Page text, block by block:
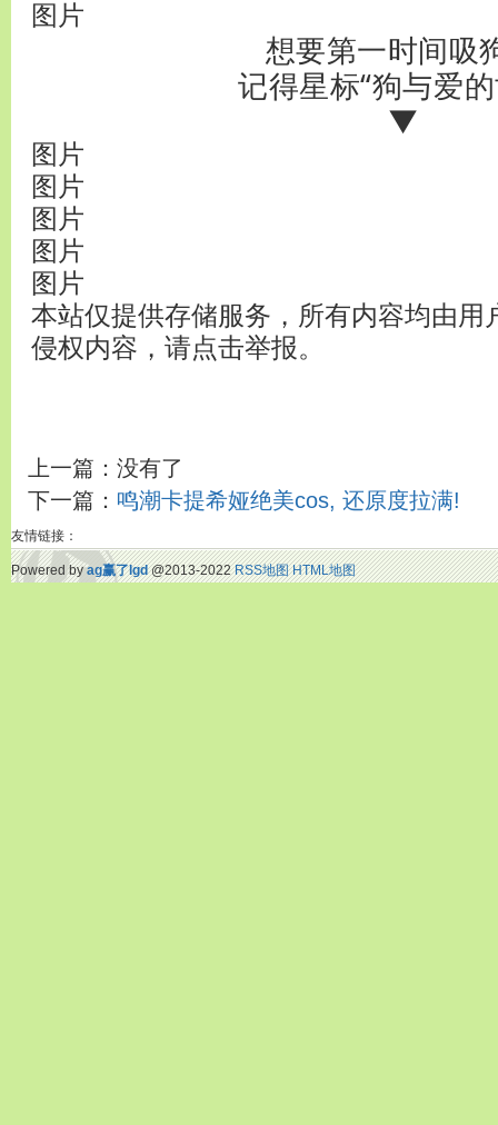
图片
想要第一时间吸
记得星标“狗与爱
▼
图片
图片
图片
图片
图片
本站仅提供存储服务，所有内容均由用
侵权内容，请点击举报。
上一篇：没有了
下一篇： 鸣潮卡提希娅绝美cos, 还原度拉满!
友情链接：
Powered byag赢了lgd@2013-2022RSS地图 HTML地图